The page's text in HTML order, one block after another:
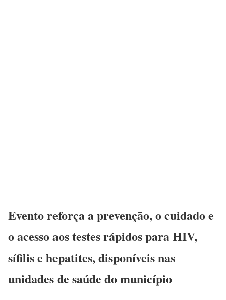
Evento reforça a prevenção, o cuidado e
o acesso aos testes rápidos para HIV,
sífilis e hepatites, disponíveis nas
unidades de saúde do município